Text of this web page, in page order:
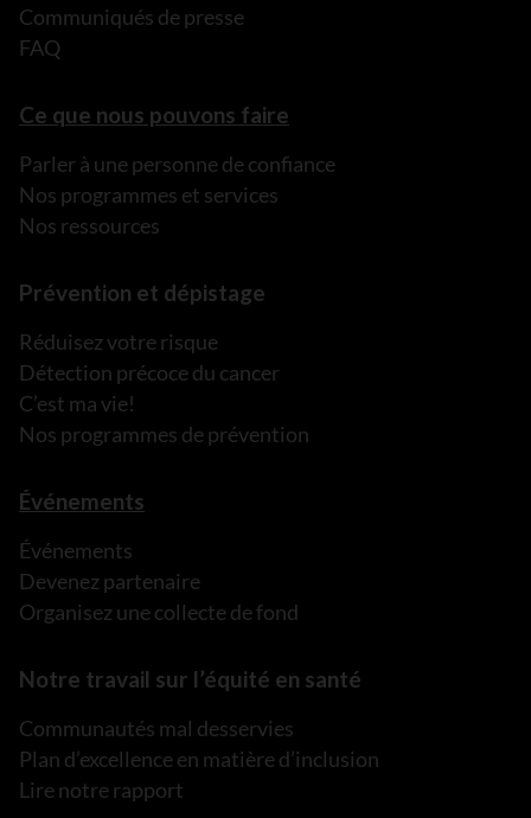
Communiqués de presse
FAQ
Ce que nous pouvons faire
Parler à une personne de confiance
Nos programmes et services
Nos ressources
Prévention et dépistage
Réduisez votre risque
Détection précoce du cancer
C’est ma vie!
Nos programmes de prévention
Événements
Événements
Devenez partenaire
Organisez une collecte de fond
Notre travail sur l’équité en santé
Communautés mal desservies
Plan d’excellence en matière d’inclusion
Lire notre rapport